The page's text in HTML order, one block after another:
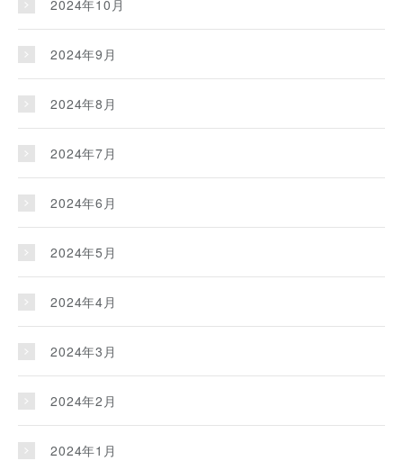
2024年10月
2024年9月
2024年8月
2024年7月
2024年6月
2024年5月
2024年4月
2024年3月
2024年2月
2024年1月